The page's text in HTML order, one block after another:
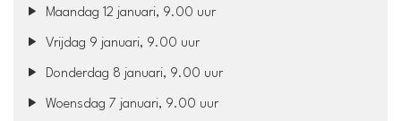
Maandag 12 januari, 9.00 uur
Vrijdag 9 januari, 9.00 uur
Donderdag 8 januari, 9.00 uur
Woensdag 7 januari, 9.00 uur